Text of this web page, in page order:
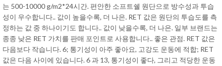
는 500-10000 g/m2*24시간. 편안한 소프트쉘 원단으로 방수성과 투습
성이 우수합니다.. 값이 높을수록, 더 나은. RET 값은 원단의 투습도를 측
정하는 값 중 하나이기도 합니다.. 값이 낮을수록, 더 나은. 일부 브랜드는
종종 낮은 RET 가치를 판매 포인트로 사용합니다.. 좋은 관점. RET 값은
다음보다 작습니다. 6; 통기성이 아주 좋아요, 고강도 운동에 적합; RET
값은 다음 사이에 있습니다. 6 과 13, 통기성이 좋다, 그리고 적당한 운동